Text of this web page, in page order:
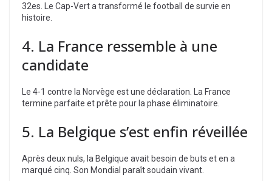
32es. Le Cap-Vert a transformé le football de survie en
histoire.
4. La France ressemble à une
candidate
Le 4-1 contre la Norvège est une déclaration. La France
termine parfaite et prête pour la phase éliminatoire.
5. La Belgique s’est enfin réveillée
Après deux nuls, la Belgique avait besoin de buts et en a
marqué cinq. Son Mondial paraît soudain vivant.